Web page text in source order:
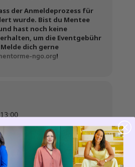
der Anmeldeprozess für
wurde. Bist du Mentee
hast noch keine
um die Eventgebühr
dich gerne
ngo.org!
13:00